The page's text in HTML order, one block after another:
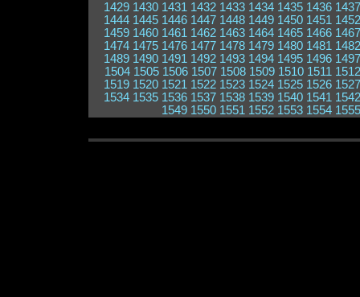
1429 1430 1431 1432 1433 1434 1435 1436 1437
1444 1445 1446 1447 1448 1449 1450 1451 1452
1459 1460 1461 1462 1463 1464 1465 1466 1467
1474 1475 1476 1477 1478 1479 1480 1481 1482
1489 1490 1491 1492 1493 1494 1495 1496 1497
1504 1505 1506 1507 1508 1509 1510 1511 1512
1519 1520 1521 1522 1523 1524 1525 1526 1527
1534 1535 1536 1537 1538 1539 1540 1541 1542
1549 1550 1551 1552 1553 1554 1555